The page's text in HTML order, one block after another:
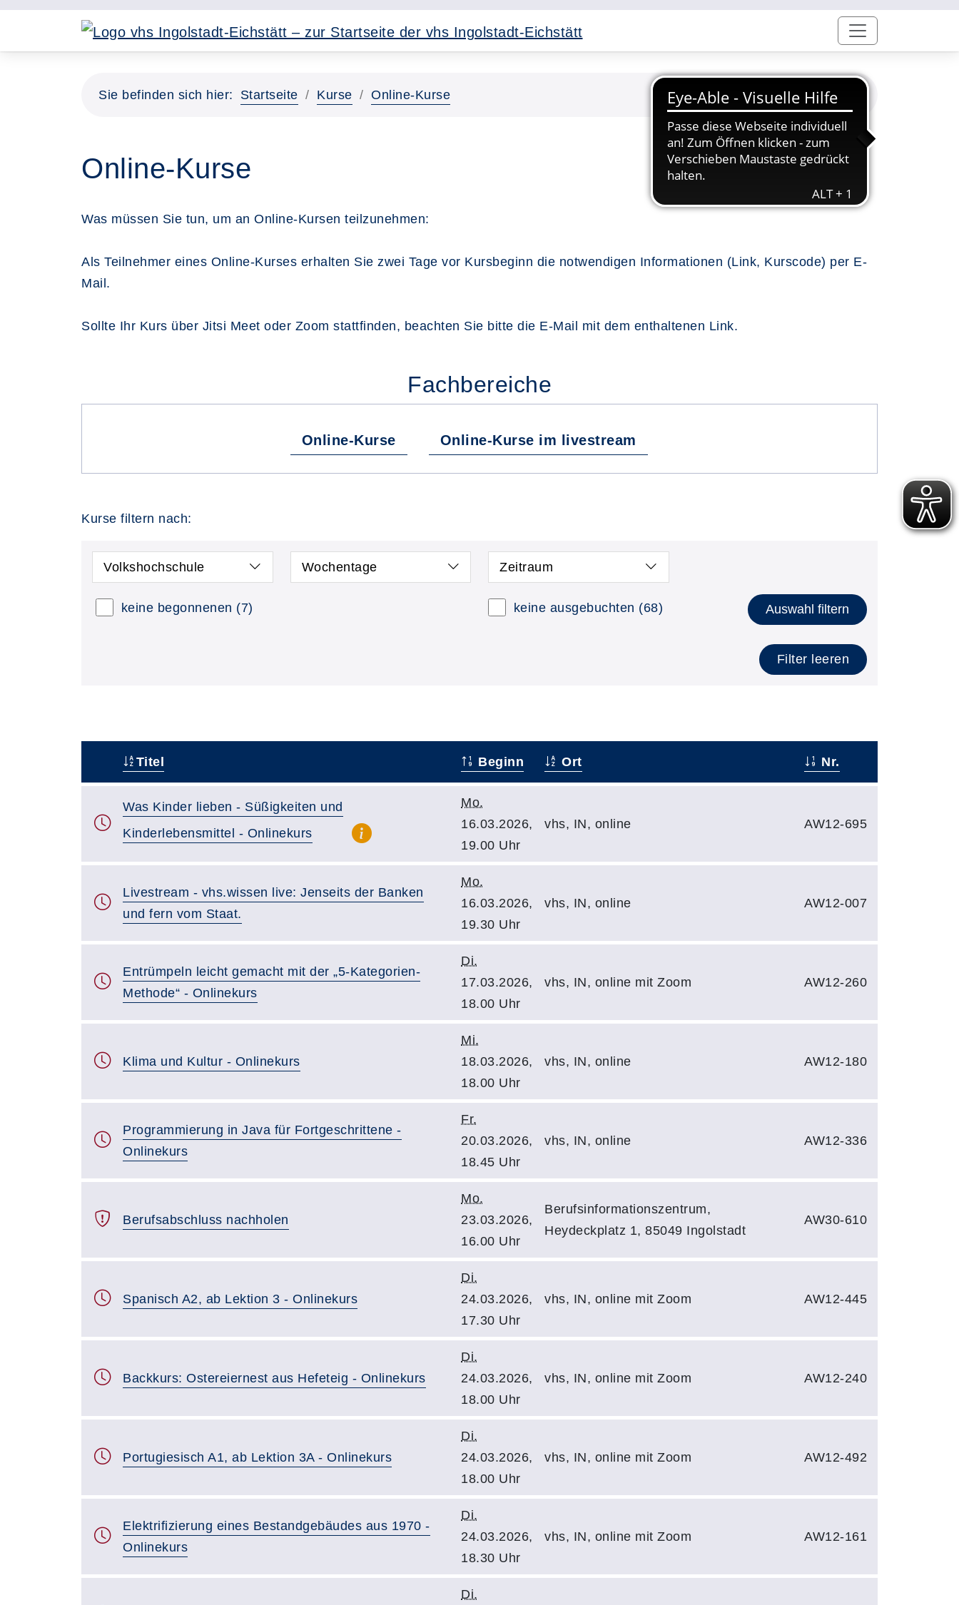
Sie befinden sich hier: Startseite Kurse Online-Kurse
Online-Kurse
Was müssen Sie tun, um an Online-Kursen teilzunehmen:
Als Teilnehmer eines Online-Kurses erhalten Sie zwei Tage vor Kursbeginn die notwendigen Informationen (Link, Kurscode) per E-
Mail.
Sollte Ihr Kurs über Jitsi Meet oder Zoom stattfinden, beachten Sie bitte die E-Mail mit dem enthaltenen Link.
Fachbereiche
Online-Kurse Online-Kurse im livestream
Kurse filtern nach:
Volkshochschule Wochentage Zeitraum
keine begonnenen (7) keine ausgebuchten (68) Auswahl filtern
Filter leeren
Titel Beginn Ort Nr.
Was Kinder lieben - Süßigkeiten und
Kinderlebensmittel - Onlinekurs
Mo.
16.03.2026,
19.00 Uhr
vhs, IN, online AW12-695
Livestream - vhs.wissen live: Jenseits der Banken
und fern vom Staat.
Mo.
16.03.2026,
19.30 Uhr
vhs, IN, online AW12-007
Entrümpeln leicht gemacht mit der „5-Kategorien-
Methode“ - Onlinekurs
Di.
17.03.2026,
18.00 Uhr
vhs, IN, online mit Zoom AW12-260
Klima und Kultur - Onlinekurs
Mi.
18.03.2026,
18.00 Uhr
vhs, IN, online AW12-180
Programmierung in Java für Fortgeschrittene -
Onlinekurs
Fr.
20.03.2026,
18.45 Uhr
vhs, IN, online AW12-336
Berufsabschluss nachholen
Mo.
23.03.2026,
16.00 Uhr
Berufsinformationszentrum,
Heydeckplatz 1, 85049 Ingolstadt
AW30-610
Spanisch A2, ab Lektion 3 - Onlinekurs
Di.
24.03.2026,
17.30 Uhr
vhs, IN, online mit Zoom AW12-445
Backkurs: Ostereiernest aus Hefeteig - Onlinekurs
Di.
24.03.2026,
18.00 Uhr
vhs, IN, online mit Zoom AW12-240
Portugiesisch A1, ab Lektion 3A - Onlinekurs
Di.
24.03.2026,
18.00 Uhr
vhs, IN, online mit Zoom AW12-492
Elektrifizierung eines Bestandgebäudes aus 1970 -
Onlinekurs
Di.
24.03.2026,
18.30 Uhr
vhs, IN, online mit Zoom AW12-161
Di.